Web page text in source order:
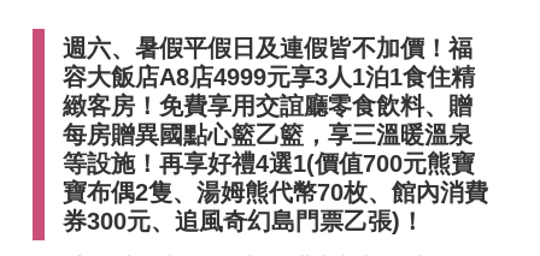
好康優惠
最新消息
最新留言
週六、暑假平假日及連假皆不加價！福
容大飯店A8店4999元享3人1泊1食住精
緻客房！免費享用交誼廳零食飲料、贈
每房贈異國點心籃乙籃，享三溫暖溫泉
等設施！再享好禮4選1(價值700元熊寶
寶布偶2隻、湯姆熊代幣70枚、館內消費
券300元、追風奇幻島門票乙張)！